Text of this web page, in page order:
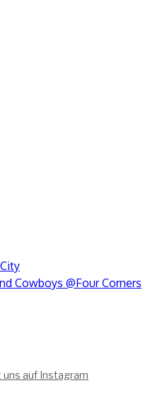
Cowboys @Four Corners